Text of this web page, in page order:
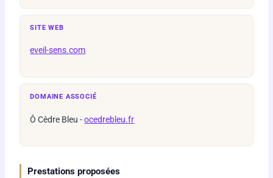
SITE WEB
eveil-sens.com
DOMAINE ASSOCIÉ
Ô Cèdre Bleu -ocedrebleu.fr
Prestations proposées